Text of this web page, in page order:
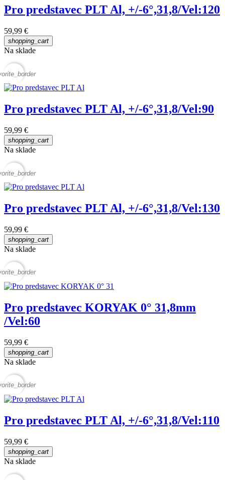
Pro predstavec PLT Al, +/-6°,31,8/Vel:120
59,99 €
shopping_cart
Na sklade
Pro predstavec PLT Al, +/-6°,31,8/Vel:90
59,99 €
shopping_cart
Na sklade
Pro predstavec PLT Al, +/-6°,31,8/Vel:130
59,99 €
shopping_cart
Na sklade
Pro predstavec KORYAK 0° 31,8mm
/Vel:60
59,99 €
shopping_cart
Na sklade
Pro predstavec PLT Al, +/-6°,31,8/Vel:110
59,99 €
shopping_cart
Na sklade